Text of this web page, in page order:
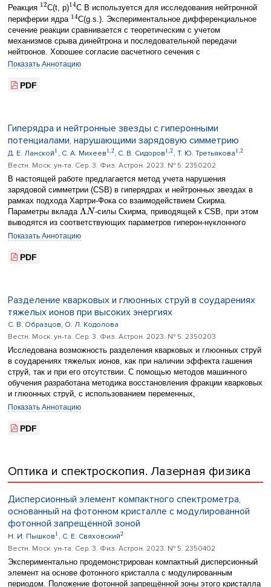
Реакция 12С(t, p)14С В используется для исследования нейтронной
периферии ядра 14С(g.s.). Экспериментальное дифференциальное
сечение реакции сравнивается с теоретическим с учетом
механизмов срыва динейтрона и последовательной передачи
нейтронов. Хорошее согласие расчетного сечения c
экспериментальным позволило определить конфигурацию
Показано, что динейтронная периферия в
Показать Аннотацию
PDF
Гиперядра и нейтронные звезды с гиперонными
потенциалами, нарушающими зарядовую симметрию
Д. Е. Ланской1, С. А. Михеев1,2, С. В. Сидоров1,2, Т. Ю. Третьякова1,2
Вестн. Моск. ун-та. Сер. 3. Физ. Астрон. 2023. № 5. 2350202
В настоящей работе предлагается метод учета нарушения
зарядовой симметрии (CSB) в гиперядрах и нейтронных звездах в
рамках подхода Хартри-Фока со взаимодействием Скирма.
Параметры вклада ΛN-силы Скирма, приводящей к CSB, при этом
выводятся из соответствующих параметров гиперон-нуклонного
взаимодействия в моделях мезонного обмена. На основе
зарядовой симметрии на энергию связи гиперона в гиперядрах
Показать Аннотацию
PDF
Разделение кварковых и глюонных струй в соударениях
тяжелых ионов при высоких энергиях
С. В. Образцов, О. Л. Кодолова
Вестн. Моск. ун-та. Сер. 3. Физ. Астрон. 2023. № 5. 2350203
Исследована возможность разделения кварковых и глюонных струй
в соударениях тяжелых ионов, как при наличии эффекта гашения
струй, так и при его отсутствии. С помощью методов машинного
обучения разработана методика восстановления фракции кварковых
и глюонных струй, с использованием переменных,
характеризующих форму, множественность и заряд струи. Показана
характеристик плотной среды, возникающей при столкновении
Показать Аннотацию
PDF
Оптика и спектроскопия. Лазерная физика
Дисперсионный элемент компактного спектрометра,
основанный на фотонном кристалле с модулированной
фотонной запрещённой зоной
Н. И. Пышков1, С. Е. Свяховский2
Вестн. Моск. ун-та. Сер. 3. Физ. Астрон. 2023. № 5. 2350402
Экспериментально продемонстрирован компактный дисперсионный
элемент на основе фотонного кристалла с модулированным
периодом. Положение фотонной запрещённой зоны этого кристалла